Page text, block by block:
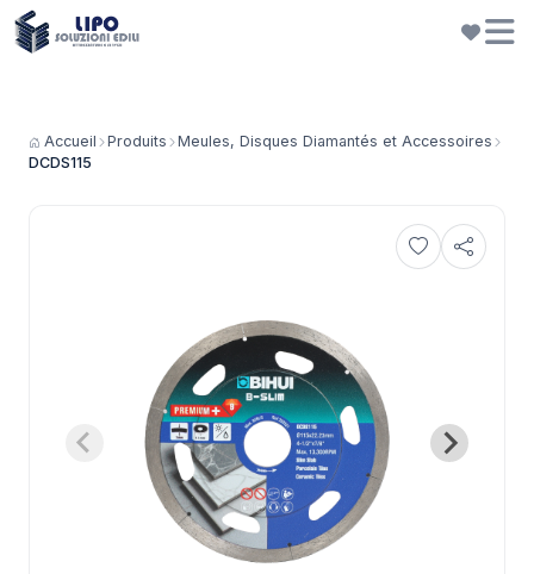
Accueil Produits
Meules, Disques Diamantés et Accessoires
DCDS115